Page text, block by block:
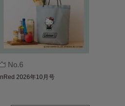
No.6
InRed 2026年10月号